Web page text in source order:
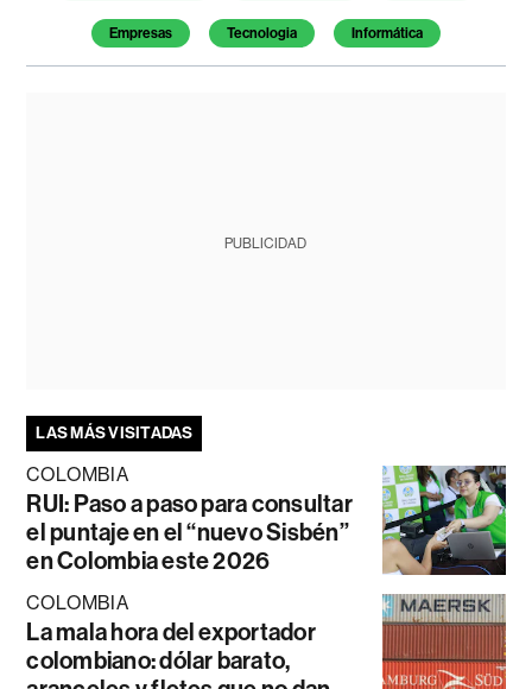
Empresas Tecnologia Informática
PUBLICIDAD
LAS MÁS VISITADAS
COLOMBIA
RUI: Paso a paso para consultar
el puntaje en el “nuevo Sisbén”
en Colombia este 2026
COLOMBIA
La mala hora del exportador
colombiano: dólar barato,